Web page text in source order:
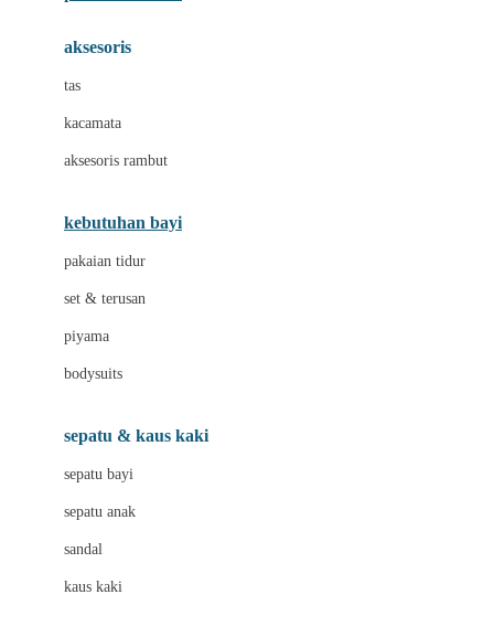
Baabaasheepz
Baby Dove
Baby Jogger
Beauty Barn
Bio Oil
Biolane
Bizzi Growin
aksesoris
tas
kacamata
aksesoris rambut
kebutuhan bayi
pakaian tidur
set & terusan
piyama
bodysuits
sepatu & kaus kaki
sepatu bayi
sepatu anak
sandal
kaus kaki